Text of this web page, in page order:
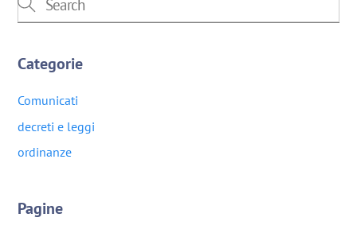
Categorie
Comunicati
decreti e leggi
ordinanze
Pagine